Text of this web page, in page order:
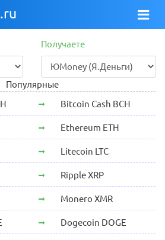
Получаете
Популярные
Bitcoin Cash BCH
Ethereum ETH
Litecoin LTC
Ripple XRP
Monero XMR
Dogecoin DOGE